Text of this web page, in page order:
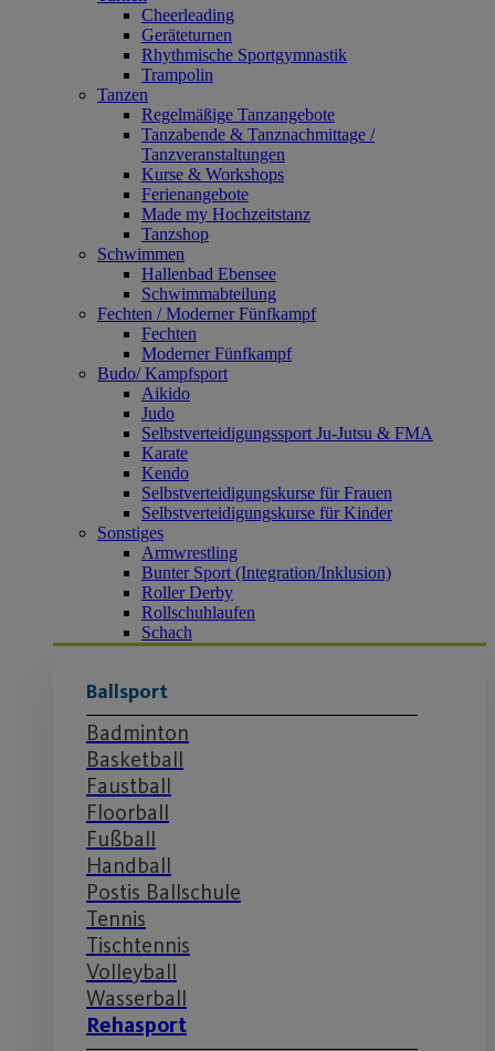
Cheerleading
Geräteturnen
Rhythmische Sportgymnastik
Trampolin
Tanzen
Regelmäßige Tanzangebote
Tanzabende & Tanznachmittage /
Tanzveranstaltungen
Kurse & Workshops
Ferienangebote
Made my Hochzeitstanz
Tanzshop
Schwimmen
Hallenbad Ebensee
Schwimmabteilung
Fechten / Moderner Fünfkampf
Fechten
Moderner Fünfkampf
Budo/ Kampfsport
Aikido
Judo
Selbstverteidigungssport Ju-Jutsu & FMA
Karate
Kendo
Selbstverteidigungskurse für Frauen
Selbstverteidigungskurse für Kinder
Sonstiges
Armwrestling
Bunter Sport (Integration/Inklusion)
Roller Derby
Rollschuhlaufen
Schach
Ballsport
Badminton
Basketball
Faustball
Floorball
Fußball
Handball
Postis Ballschule
Tennis
Tischtennis
Volleyball
Wasserball
Rehasport